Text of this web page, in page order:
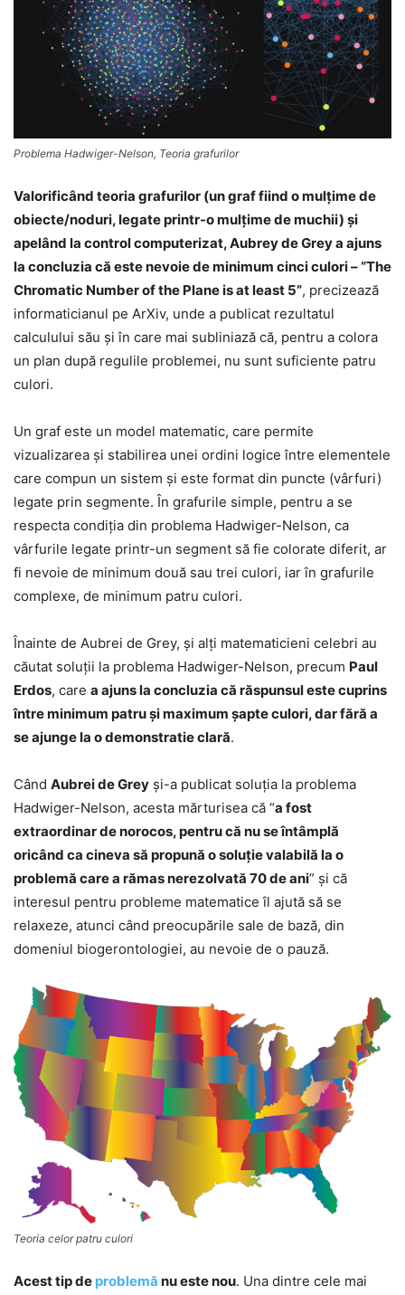
Problema Hadwiger-Nelson, Teoria grafurilor
Valorificând teoria grafurilor (un graf fiind o mulţime de
obiecte/noduri, legate printr-o mulţime de muchii) şi
apelând la control computerizat, Aubrey de Grey a ajuns
la concluzia că este nevoie de minimum cinci culori – “The
Chromatic Number of the Plane is at least 5”, precizează
informaticianul pe ArXiv, unde a publicat rezultatul
calculului său şi în care mai subliniază că, pentru a colora
un plan după regulile problemei, nu sunt suficiente patru
culori.
Un graf este un model matematic, care permite
vizualizarea şi stabilirea unei ordini logice între elementele
care compun un sistem şi este format din puncte (vârfuri)
legate prin segmente. În grafurile simple, pentru a se
respecta condiţia din problema Hadwiger-Nelson, ca
vârfurile legate printr-un segment să fie colorate diferit, ar
fi nevoie de minimum două sau trei culori, iar în grafurile
complexe, de minimum patru culori.
Înainte de Aubrei de Grey, şi alţi matematicieni celebri au
căutat soluţii la problema Hadwiger-Nelson, precum Paul
Erdos, care a ajuns la concluzia că răspunsul este cuprins
între minimum patru şi maximum şapte culori, dar fără a
se ajunge la o demonstratie clară.
Când Aubrei de Grey şi-a publicat soluţia la problema
Hadwiger-Nelson, acesta mărturisea că “a fost
extraordinar de norocos, pentru că nu se întâmplă
oricând ca cineva să propună o soluţie valabilă la o
problemă care a rămas nerezolvată 70 de ani” şi că
interesul pentru probleme matematice îl ajută să se
relaxeze, atunci când preocupările sale de bază, din
domeniul biogerontologiei, au nevoie de o pauză.
Teoria celor patru culori
Acest tip de problemă nu este nou. Una dintre cele mai